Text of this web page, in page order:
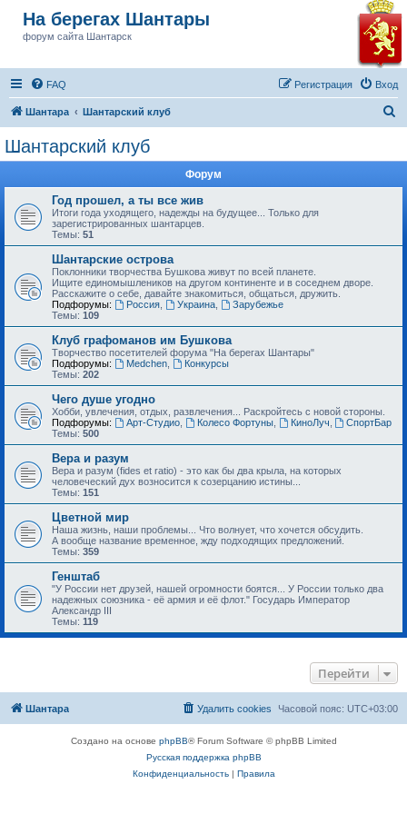
На берегах Шантары
форум сайта Шантарск
FAQ Вход
Регистрация
Шантара Шантарский клуб
Шантарский клуб
Форум
Год прошел, а ты все жив
Итоги года уходящего, надежды на будущее... Только для
зарегистрированных шантарцев.
Темы: 51
Шантарские острова
Поклонники творчества Бушкова живут по всей планете.
Ищите единомышлеников на другом континенте и в соседнем дворе.
Расскажите о себе, давайте знакомиться, общаться, дружить.
Подфорумы:
Россия, Украина,
Зарубежье
Темы: 109
Клуб графоманов им Бушкова
Творчество посетителей форума "На берегах Шантары"
Подфорумы:
Medchen,
Конкурсы
Темы: 202
Чего душе угодно
Хобби, увлечения, отдых, развлечения... Раскройтесь с новой стороны.
Подфорумы:
Арт-Студио, Колесо Фортуны, КиноЛуч
СпортБар
Темы: 500
Вера и разум
Вера и разум (fides et ratio) - это как бы два крыла, на которых
человеческий дух возносится к созерцанию истины...
Темы: 151
Цветной мир
Наша жизнь, наши проблемы... Что волнует, что хочется обсудить.
А вообще название временное, жду подходящих предложений.
Темы: 359
Генштаб
"У России нет друзей, нашей огромности боятся... У России только два
надежных союзника - её армия и её флот." Государь Император
Александр III
Темы: 119
Перейти
Шантара Часовой пояс: UTC+03:00
Удалить cookies
Создано на основе phpBB® Forum Software © phpBB Limited
Русская поддержка phpBB
Конфиденциальность| Правила